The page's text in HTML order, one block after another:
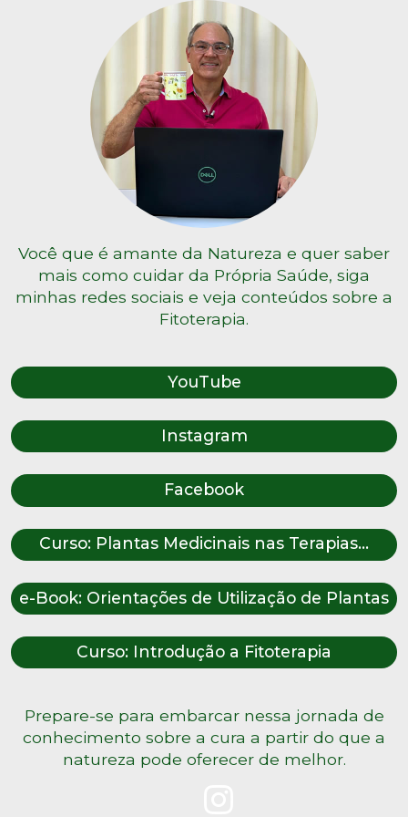
Você que é amante da Natureza e quer saber
mais como cuidar da Própria Saúde, siga
minhas redes sociais e veja conteúdos sobre a
Fitoterapia.
YouTube
Instagram
Facebook
Curso: Plantas Medicinais nas Terapias...
e-Book: Orientações de Utilização de Plantas
Curso: Introdução a Fitoterapia
Prepare-se para embarcar nessa jornada de
conhecimento sobre a cura a partir do que a
natureza pode oferecer de melhor.